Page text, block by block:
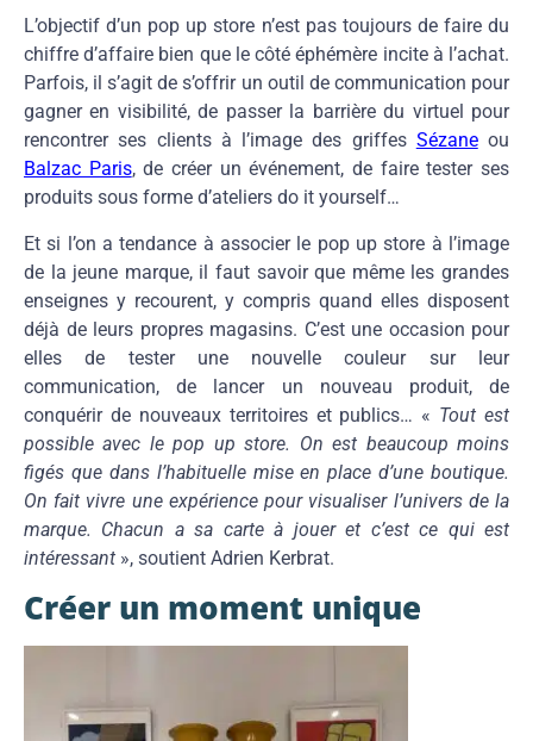
L’objectif d’un pop up store n’est pas toujours de faire du
chiffre d’affaire bien que le côté éphémère incite à l’achat.
Parfois, il s’agit de s’offrir un outil de communication pour
gagner en visibilité, de passer la barrière du virtuel pour
rencontrer ses clients à l’image des griffes Sézaneou
Balzac Paris, de créer un événement, de faire tester ses
produits sous forme d’ateliers do it yourself…
Et si l’on a tendance à associer le pop up store à l’image
de la jeune marque, il faut savoir que même les grandes
enseignes y recourent, y compris quand elles disposent
déjà de leurs propres magasins. C’est une occasion pour
elles de tester une nouvelle couleur sur leur
communication, de lancer un nouveau produit, de
conquérir de nouveaux territoires et publics… « Tout est
possible avec le pop up store. On est beaucoup moins
figés que dans l’habituelle mise en place d’une boutique.
On fait vivre une expérience pour visualiser l’univers de la
marque. Chacun a sa carte à jouer et c’est ce qui est
intéressant », soutient Adrien Kerbrat.
Créer un moment unique